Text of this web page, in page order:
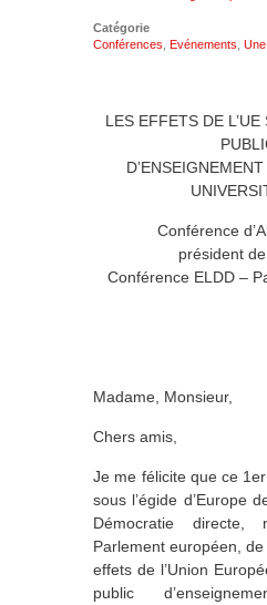
Catégorie
Conférences Evénements Une
LES EFFETS DE
Conférence
président
Conférence ELDD –
Madame, Monsieur,
Chers amis,
Je me félicite que ce 1er
sous l’égide d’Europe
Démocratie directe,
Parlement européen,
effets de l’Union
public